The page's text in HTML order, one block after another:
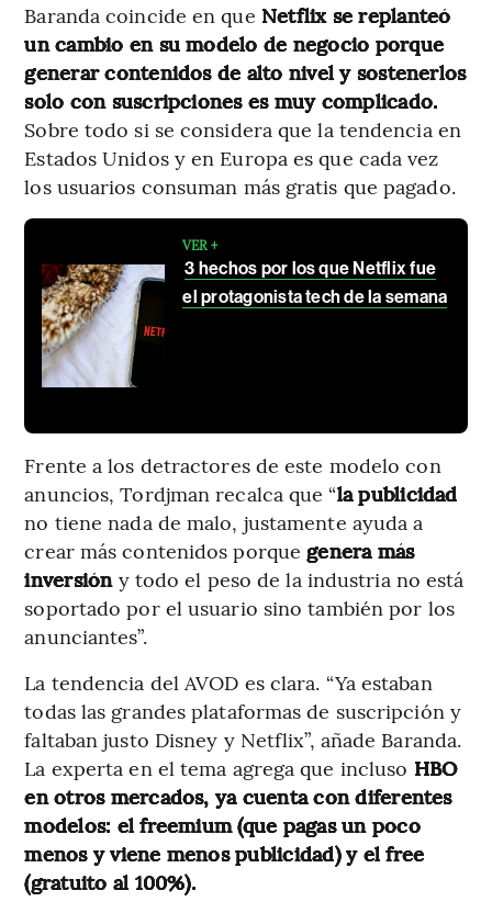
Baranda coincide en que Netflix se replanteó
un cambio en su modelo de negocio porque
generar contenidos de alto nivel y sostenerlos
solo con suscripciones es muy complicado.
Sobre todo si se considera que la tendencia en
Estados Unidos y en Europa es que cada vez
los usuarios consuman más gratis que pagado.
VER +
3 hechos por los que Netflix fue
el protagonista tech de la semana
Frente a los detractores de este modelo con
anuncios, Tordjman recalca que “la publicidad
no tiene nada de malo, justamente ayuda a
crear más contenidos porque genera más
inversióny todo el peso de la industria no está
soportado por el usuario sino también por los
anunciantes”.
La tendencia del AVOD es clara. “Ya estaban
todas las grandes plataformas de suscripción y
faltaban justo Disney y Netflix”, añade Baranda.
La experta en el tema agrega que incluso HBO
en otros mercados, ya cuenta con diferentes
modelos: el freemium (que pagas un poco
menos y viene menos publicidad) y el free
(gratuito al 100%).